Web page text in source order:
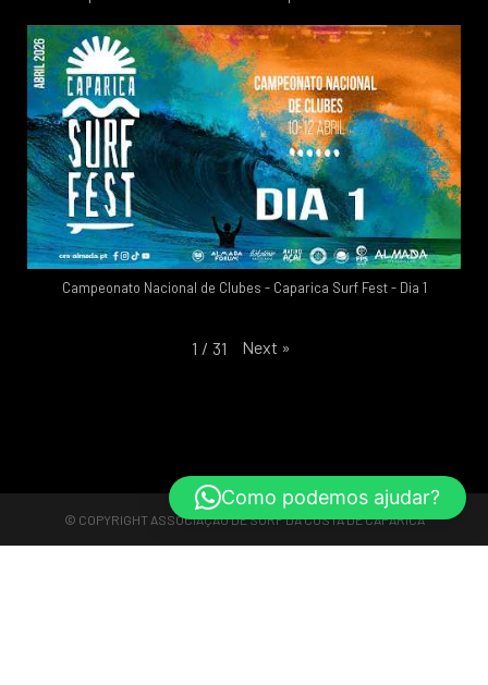
Campeonato Nacional de Clubes - Caparica Surf Fest - Dia 1
1 / 31 Next »
© COPYRIGHT ASSOCIAÇÃO DE SURF DA COSTA DE CAPARICA
Como podemos ajudar?